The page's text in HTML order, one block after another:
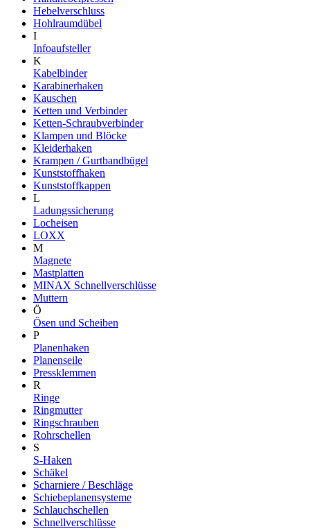
Hebelverschluss
Hohlraumdübel
I
Infoaufsteller
K
Kabelbinder
Karabinerhaken
Kauschen
Ketten und Verbinder
Ketten-Schraubverbinder
Klampen und Blöcke
Kleiderhaken
Krampen / Gurtbandbügel
Kunststoffhaken
Kunststoffkappen
L
Ladungssicherung
Locheisen
LOXX
M
Magnete
Mastplatten
MINAX Schnellverschlüsse
Muttern
Ö
Ösen und Scheiben
P
Planenhaken
Planenseile
Pressklemmen
R
Ringe
Ringmutter
Ringschrauben
Rohrschellen
S
S-Haken
Schäkel
Scharniere / Beschläge
Schiebeplanensysteme
Schlauchschellen
Schnellverschlüsse